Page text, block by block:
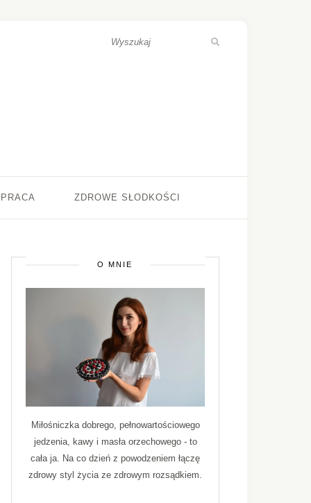
ZDROWE SŁODKOŚCI
O MNIE
Miłośniczka dobrego, pełnowartościowego
jedzenia, kawy i masła orzechowego - to
cała ja. Na co dzień z powodzeniem łączę
zdrowy styl życia ze zdrowym rozsądkiem.